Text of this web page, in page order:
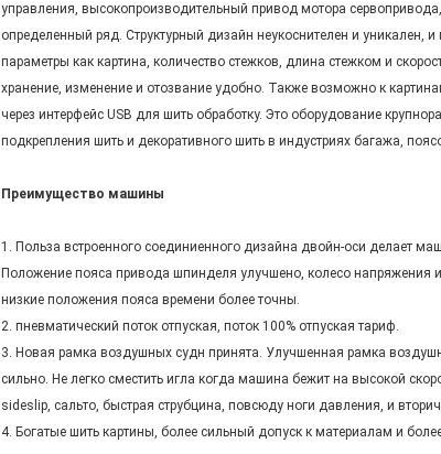
управления, высокопроизводительный привод мотора
определенный ряд. Структурный дизайн неукоснителен и уникален,
параметры как картина, количество стежков, длина стежком и
хранение, изменение и отозвание удобно. Также возможно к
через интерфейс USB для шить обработку. Это оборудование
подкрепления шить и декоративного шить в индустриях багажа,
Преимущество машины
1. Польза встроенного соединиенного дизайна двойн-оси делает
Положение пояса привода шпинделя улучшено, колесо напряжения
низкие положения пояса времени более точны.
2. пневматический поток отпуская, поток 100% отпуская тариф.
3. Новая рамка воздушных судн принята. Улучшенная рамка
сильно. Не легко сместить игла когда машина бежит на высокой
sideslip, сальто, быстрая струбцина, повсюду ноги давления, и
4. Богатые шить картины, более сильный допуск к материалам и